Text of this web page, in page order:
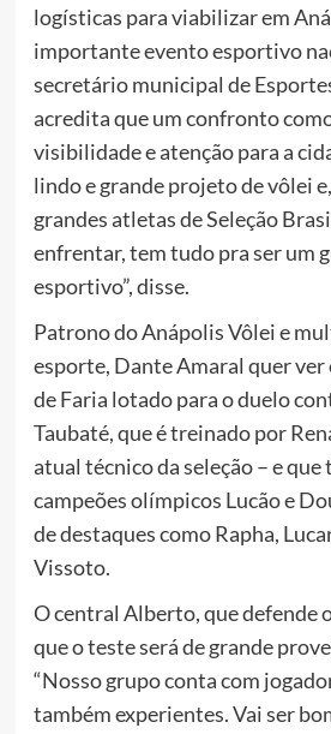
logísticas para viabilizar em
importante evento esportivo
secretário municipal de
acredita que um confronto
visibilidade e atenção para a
lindo e grande projeto de vôlei
grandes atletas de Seleção
enfrentar, tem tudo pra ser um
esportivo”, disse.
Patrono do Anápolis Vôlei e
esporte, Dante Amaral quer
de Faria lotado para o duelo
Taubaté, que é treinado por
atual técnico da seleção – e que
campeões olímpicos Lucão e
de destaques como Rapha,
Vissoto.
O central Alberto, que defende
que o teste será de grande
“Nosso grupo conta com
também experientes. Vai ser